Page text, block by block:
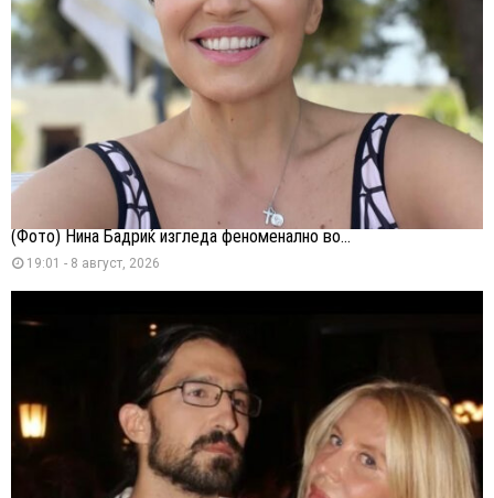
(Фото) Нина Бадриќ изгледа феноменално во...
19:01 - 8 август, 2026